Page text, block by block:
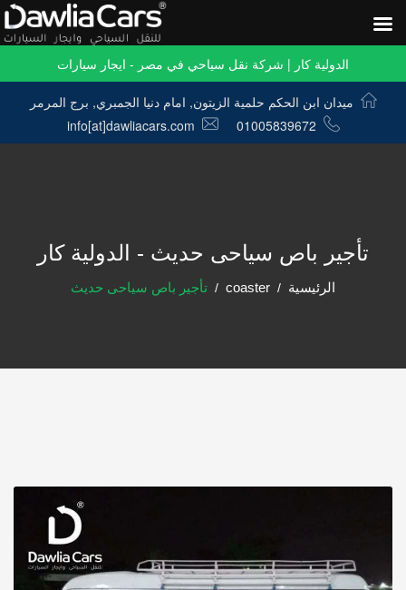
الدولية كار | شركة نقل سياحي في مصر - ايجار سيارات
ميدان ابن الحكم حلمية الزيتون, امام دنيا الجمبري, برج المرمر
01005839672
info[at]dawliacars.com
تأجير باص سياحى حديث - الدولية كار
الرئيسية coaster تأجير باص سياحى حديث